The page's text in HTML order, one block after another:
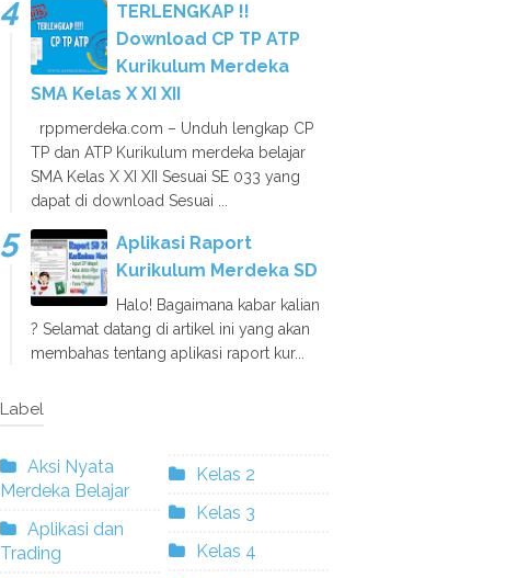
TERLENGKAP !!
Download CP TP ATP
Kurikulum Merdeka
SMA Kelas X XI XII
rppmerdeka.com – Unduh lengkap CP
TP dan ATP Kurikulum merdeka belajar
SMA Kelas X XI XII Sesuai SE 033 yang
dapat di download Sesuai ...
Aplikasi Raport
Kurikulum Merdeka SD
Halo! Bagaimana kabar kalian
? Selamat datang di artikel ini yang akan
membahas tentang aplikasi raport kur...
Label
Aksi Nyata
Merdeka Belajar
Aplikasi dan
Trading
Kelas 2
Kelas 3
Kelas 4